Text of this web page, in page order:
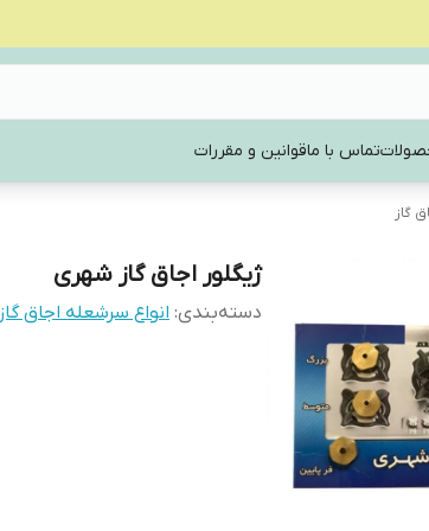
تماس با ماقوانین و مقررات
گاز
ژیگلور اجاق گاز شهری
دسته‌بندی: انواع سرشعله اجاق گاز